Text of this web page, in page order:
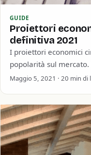
GUIDE
Proiettori
definitiva 2021
I proiettori economici
popolarità sul
proiettare film e partite
Maggio 5, 2021 · 20 min di